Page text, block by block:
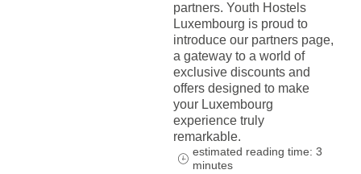
partners. Youth Hostels
Luxembourg is proud to
introduce our partners page,
a gateway to a world of
exclusive discounts and
offers designed to make
your Luxembourg
experience truly
remarkable.
estimated reading time: 3
minutes